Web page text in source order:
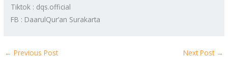
Tiktok : dqs.official
FB : DaarulQur’an Surakarta
← Previous Post Next Post →